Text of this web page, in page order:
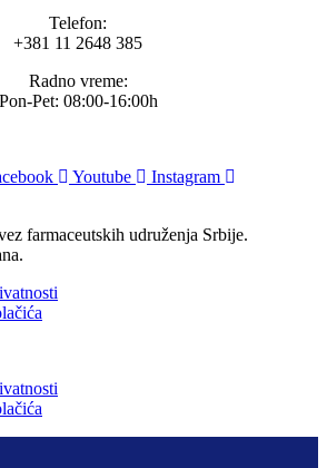
Telefon:
+381 11 2648 385
Radno vreme:
Pon-Pet: 08:00-16:00h
Youtube
Instagram
farmaceutskih udruženja Srbije.